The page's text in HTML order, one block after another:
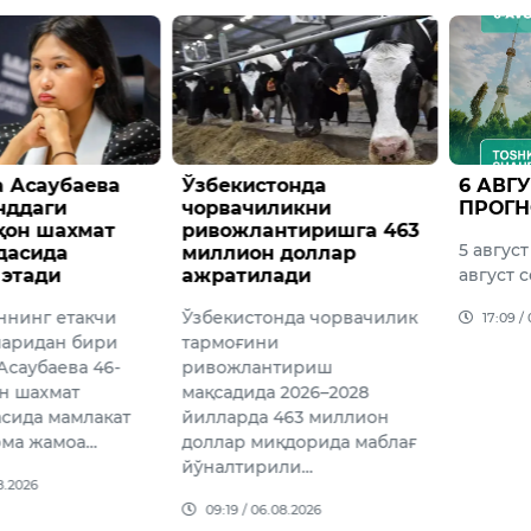
463
чорвачилик
миллион
маблағ
6 АВГУСТГА ОБ-ҲАВО
ПРОГНОЗИ
5 август соат 20 дан 6
август соат 20 гача
17:09 / 05.08.2026